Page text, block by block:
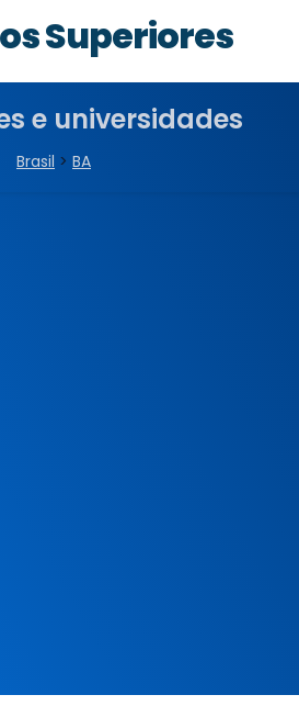
Superiores
e universidades
Brasil > BA